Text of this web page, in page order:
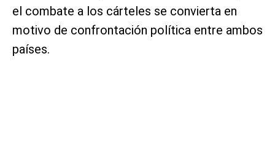
el combate a los cárteles se convierta en
motivo de confrontación política entre ambos
países.